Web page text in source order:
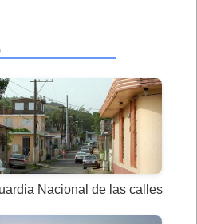
Nacional de las calles